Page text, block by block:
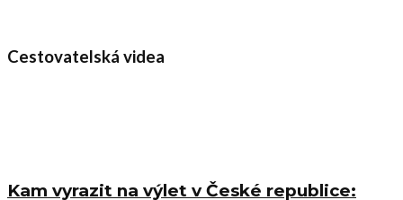
Cestovatelská videa
Kam vyrazit na výlet v České republice: